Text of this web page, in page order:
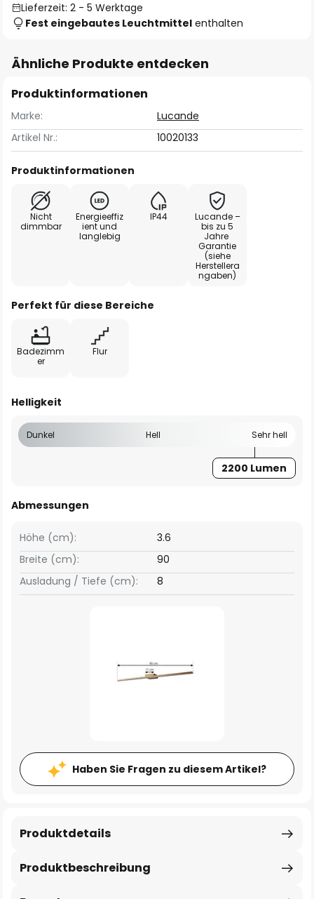
Lieferzeit: 2 - 5 Werktage
Fest eingebautes Leuchtmittel enthalten
Ähnliche Produkte entdecken
Produktinformationen
Marke:
Lucande
Artikel Nr.:
10020133
Produktinformationen
Nicht
dimmbar
Energieeffiz
ient und
langlebig
IP44
Lucande –
bis zu 5
Jahre
Garantie
(siehe
Herstellera
ngaben)
Perfekt für diese Bereiche
Badezimm
er
Flur
Helligkeit
Dunkel Hell Sehr hell
2200 Lumen
Abmessungen
Breite (cm): 90
Höhe (cm): 3.6
Ausladung / Tiefe (cm): 8
Haben Sie Fragen zu diesem Artikel?
Produktbeschreibung
Produktdetails